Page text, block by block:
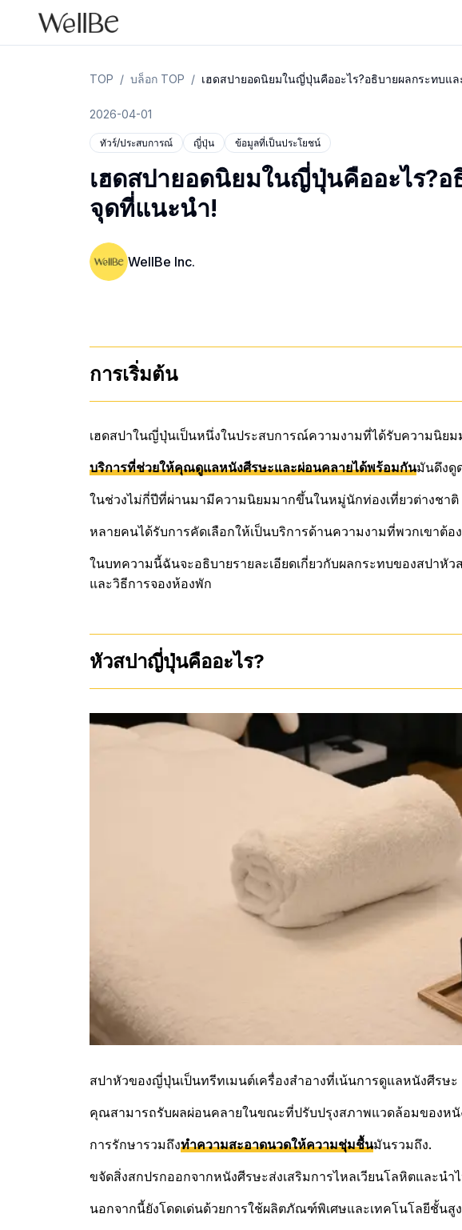
TOP / บล็อก TOP / เฮดสปายอดนิยมในญี่ปุ่นคืออะไร?อธิบายผลกระทบแ
2026-04-01
ทัวร์/ประสบการณ์ ญี่ปุ่น ข้อมูลที่เป็นประโยชน์
เฮดสปายอดนิยมในญี่ปุ่นคืออะไร?อ
จุดที่แนะนำ!
WellBe Inc.
การเริ่มต้น
เฮดสปาในญี่ปุ่นเป็นหนึ่งในประสบการณ์ความงามที่ได้รับความนิย
บริการที่ช่วยให้คุณดูแลหนังศีรษะและผ่อนคลายได้พร้อมกันมันดึงดู
ในช่วงไม่กี่ปีที่ผ่านมามีความนิยมมากขึ้นในหมู่นักท่องเที่ยวต่างชาติ
หลายคนได้รับการคัดเลือกให้เป็นบริการด้านความงามที่พวกเขาต้
ในบทความนี้ฉันจะอธิบายรายละเอียดเกี่ยวกับผลกระทบของสปาหั
และวิธีการจองห้องพัก
หัวสปาญี่ปุ่นคืออะไร?
สปาหัวของญี่ปุ่นเป็นทรีทเมนต์เครื่องสำอางที่เน้นการดูแลหนังศีรษะ
คุณสามารถรับผลผ่อนคลายในขณะที่ปรับปรุงสภาพแวดล้อมของหนั
การรักษารวมถึงทำความสะอาดนวดให้ความชุ่มชื้นมันรวมถึง.
ขจัดสิ่งสกปรกออกจากหนังศีรษะส่งเสริมการไหลเวียนโลหิตและนำ
นอกจากนี้ยังโดดเด่นด้วยการใช้ผลิตภัณฑ์พิเศษและเทคโนโลยีชั้นสูง